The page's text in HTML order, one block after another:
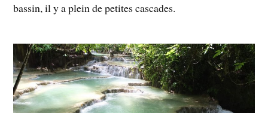
bassin, il y a plein de petites cascades.